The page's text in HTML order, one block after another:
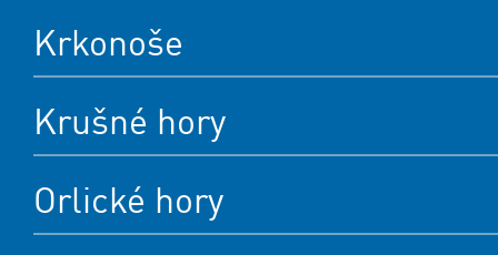
Krkonoše
Krušné hory
Orlické hory